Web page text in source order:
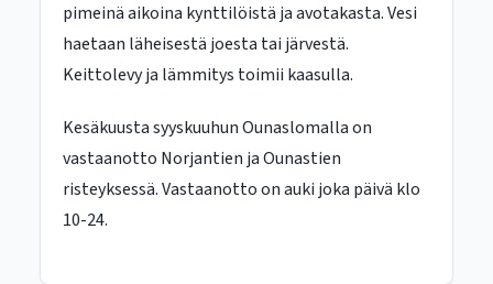
pimeinä aikoina kynttilöistä ja avotakasta. Vesi
haetaan läheisestä joesta tai järvestä.
Keittolevy ja lämmitys toimii kaasulla.
Kesäkuusta syyskuuhun Ounaslomalla on
vastaanotto Norjantien ja Ounastien
risteyksessä. Vastaanotto on auki joka päivä klo
10-24.